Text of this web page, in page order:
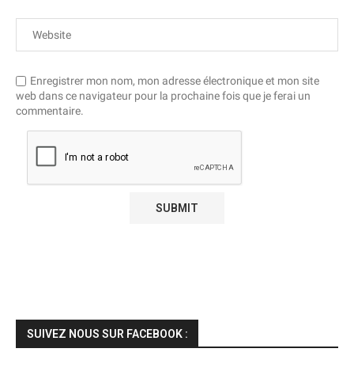
Enregistrer mon nom, mon adresse électronique et mon site
web dans ce navigateur pour la prochaine fois que je ferai un
commentaire.
SUIVEZ NOUS SUR FACEBOOK :